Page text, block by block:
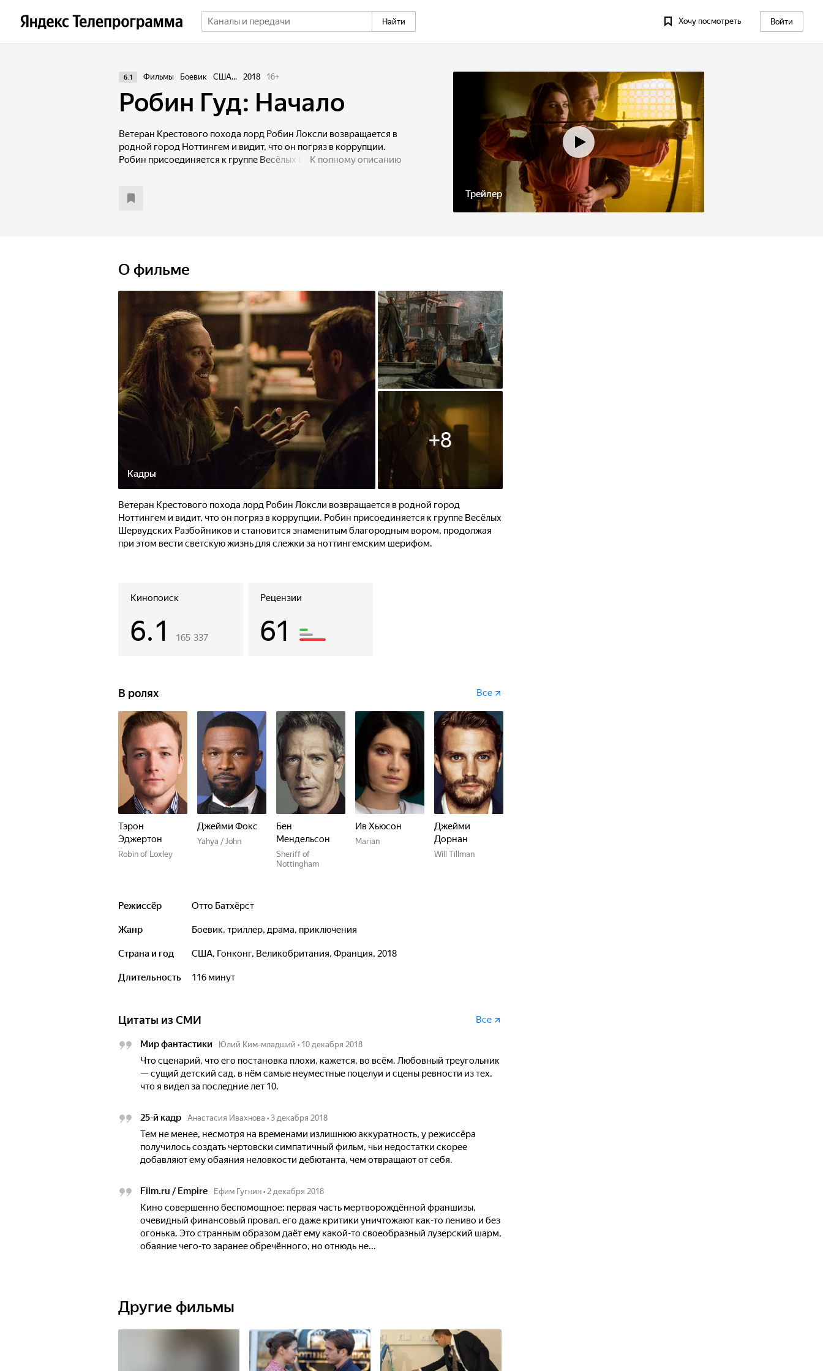
Найти Хочу посмотреть Войти
Трейлер
6.1 Фильмы Боевик США... 2018 16+
Робин Гуд: Начало
Ветеран Крестового похода лорд Робин Локсли возвращается в
родной город Ноттингем и видит, что он погряз в коррупции.
Робин присоединяется к группе Весёлых Шервудских
ноттингемским шерифом.
К полному описанию
О фильме
Кадры
+8
Ветеран Крестового похода лорд Робин Локсли возвращается в родной город
Ноттингем и видит, что он погряз в коррупции. Робин присоединяется к группе Весёлых
Шервудских Разбойников и становится знаменитым благородным вором, продолжая
при этом вести светскую жизнь для слежки за ноттингемским шерифом.
Кинопоиск
6.1 165 337
Рецензии
61
В ролях Все
Тэрон
Эджертон
Robin of Loxley
Джейми Фокс
Yahya / John
Бен
Мендельсон
Sheriff of
Nottingham
Ив Хьюсон
Marian
Джейми
Дорнан
Will Tillman
Режиссёр Отто Батхёрст
Жанр боевик, триллер, драма, приключения
Страна и год США, Гонконг, Великобритания, Франция, 2018
Длительность 116 минут
Цитаты из СМИ Все
Мир фантастики Юлий Ким-младший • 10 декабря 2018
Что сценарий, что его постановка плохи, кажется, во всём. Любовный треугольник
— сущий детский сад, в нём самые неуместные поцелуи и сцены ревности из тех,
что я видел за последние лет 10.
25-й кадр Анастасия Ивахнова • 3 декабря 2018
Тем не менее, несмотря на временами излишнюю аккуратность, у режиссёра
получилось создать чертовски симпатичный фильм, чьи недостатки скорее
добавляют ему обаяния неловкости дебютанта, чем отвращают от себя.
Film.ru / Empire Ефим Гугнин • 2 декабря 2018
Кино совершенно беспомощное: первая часть мертворождённой франшизы,
очевидный финансовый провал, его даже критики уничтожают как-то лениво и без
огонька. Это странным образом даёт ему какой-то своеобразный лузерский шарм,
обаяние чего-то заранее обречённого, но отнюдь не...
Другие фильмы